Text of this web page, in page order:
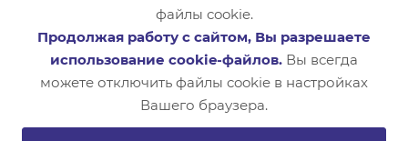
8 (4852) 33-23-43 ОБРАТНАЯ СВЯЗЬ
info@snabliga.ru
150042, г. Ярославль,
Тутаевское шоссе, д.18, оф.8
файлы cookie.
Продолжая работу с сайтом, Вы разрешаете
использование cookie-файлов. Вы всегда
можете отключить файлы cookie в настройках
Вашего браузера.